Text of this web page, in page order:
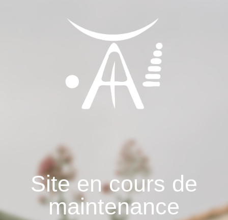
Site en cours de
maintenance